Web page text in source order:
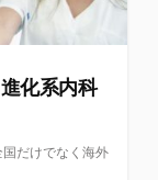
化系内科
だけでなく海外